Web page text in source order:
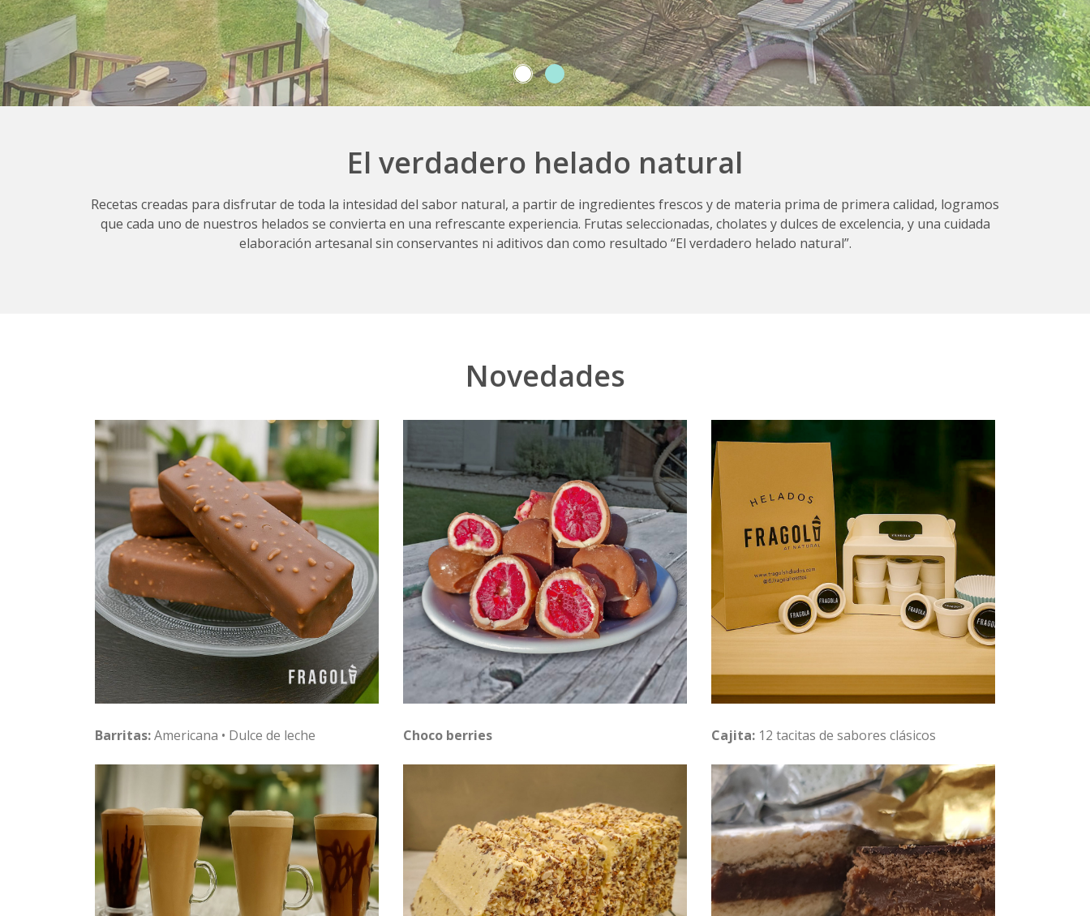
El verdadero helado natural
Recetas creadas para disfrutar de toda la intesidad del sabor natural, a partir de ingredientes frescos y de materia prima de primera calidad, logramos
que cada uno de nuestros helados se convierta en una refrescante experiencia. Frutas seleccionadas, cholates y dulces de excelencia, y una cuidada
elaboración artesanal sin conservantes ni aditivos dan como resultado “El verdadero helado natural”.
Novedades
Barritas:Americana • Dulce de leche Choco berries Cajita: 12 tacitas de sabores clásicos